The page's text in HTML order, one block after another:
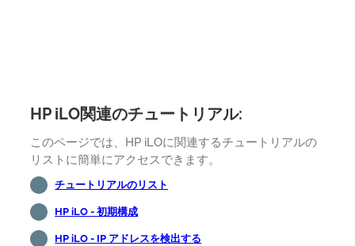
HP iLO関連のチュートリアル:
このページでは、HP iLOに関連するチュートリアルの
リストに簡単にアクセスできます。
チュートリアルのリスト
HP iLO - 初期構成
HP iLO - IP アドレスを検出する